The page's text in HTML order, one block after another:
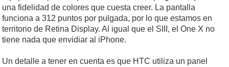
una fidelidad de colores que cuesta creer. La pantalla
funciona a 312 puntos por pulgada, por lo que estamos en
territorio de Retina Display. Al igual que el SIII, el One X no
tiene nada que envidiar al iPhone.
Un detalle a tener en cuenta es que HTC utiliza un panel